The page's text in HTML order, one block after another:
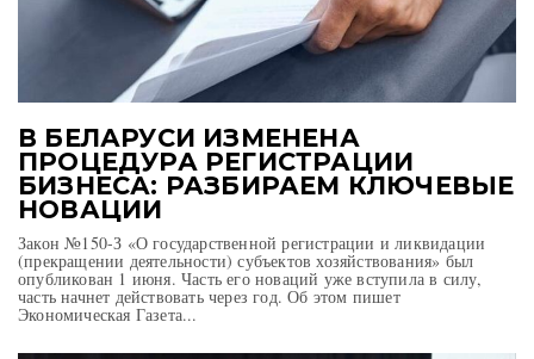
В БЕЛАРУСИ ИЗМЕНЕНА
ПРОЦЕДУРА РЕГИСТРАЦИИ
БИЗНЕСА: РАЗБИРАЕМ КЛЮЧЕВЫЕ
НОВАЦИИ
Закон №150-З «О государственной регистрации и ликвидации
(прекращении деятельности) субъектов хозяйствования» был
опубликован 1 июня. Часть его новаций уже вступила в силу,
часть начнет действовать через год. Об этом пишет
Экономическая Газета...